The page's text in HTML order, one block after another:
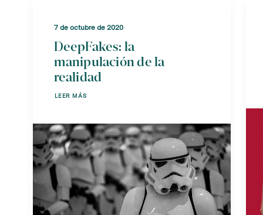
7 de octubre de 2020
DeepFakes: la
manipulación de la
realidad
LEER MÁS